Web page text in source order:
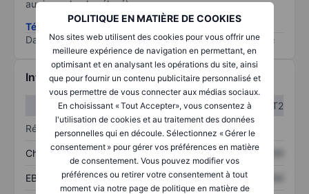
POLITIQUE EN MATIÈRE DE COOKIES
Nos sites web utilisent des cookies pour vous offrir une
meilleure expérience de navigation en permettant, en
optimisant et en analysant les opérations du site, ainsi
que pour fournir un contenu publicitaire personnalisé et
vous permettre de vous connecter aux médias sociaux.
En choisissant « Tout Accepter», vous consentez à
l'utilisation de cookies et au traitement des données
personnelles qui en découle. Sélectionnez « Gérer le
consentement » pour gérer vos préférences en matière
de consentement. Vous pouvez modifier vos
préférences ou retirer votre consentement à tout
moment via notre page de politique en matière de
au risque le plus élevé).
Télécharger la méthodologie ESG (en anglais)
Data provided by
/
Informations financières
T1
T2
Résultats
Chiffre d’affaires XXXXXXX XXXXXXX
EBITDA XXXXXXX XXXXXXX